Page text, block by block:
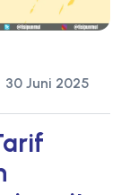
30 Juni 2025